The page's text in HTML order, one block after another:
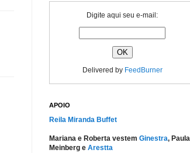
Digite aqui seu e-mail:
Delivered by FeedBurner
APOIO
Reila Miranda Buffet
Mariana e Roberta vestem Ginestra, Paula
Meinberg e Arestta